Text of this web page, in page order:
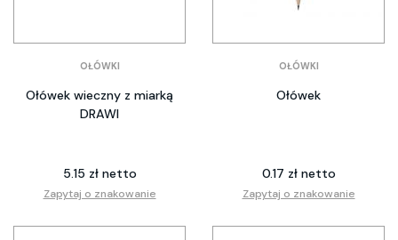
OŁÓWKI
Ołówek wieczny z miarką
DRAWI
5.15 zł netto
Zapytaj o znakowanie
OŁÓWKI
Ołówek
0.17 zł netto
Zapytaj o znakowanie